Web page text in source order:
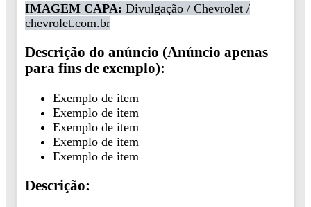
IMAGEM CAPA: Divulgação / Chevrolet /
chevrolet.com.br
Descrição do anúncio (Anúncio apenas
para fins de exemplo):
Exemplo de item
Exemplo de item
Exemplo de item
Exemplo de item
Exemplo de item
Descrição: